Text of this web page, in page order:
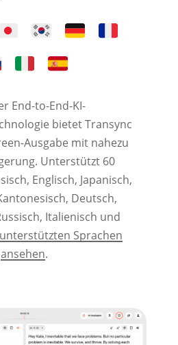
End-to-End-KI-
bietet Transync
Ausgabe mit nahezu
Unterstützt 60
Englisch, Japanisch,
Deutsch,
Italienisch und
Sprachen
ansehen.